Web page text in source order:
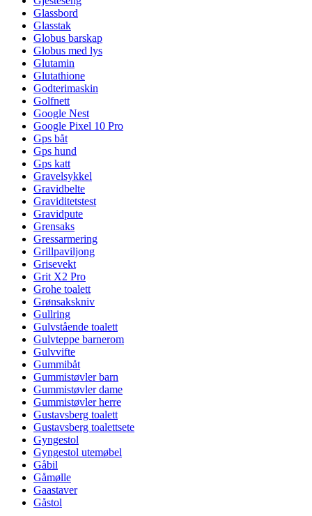
Glassbord
Glasstak
Globus barskap
Globus med lys
Glutamin
Glutathione
Godterimaskin
Golfnett
Google Nest
Google Pixel 10 Pro
Gps båt
Gps hund
Gps katt
Gravelsykkel
Gravidbelte
Graviditetstest
Gravidpute
Grensaks
Gressarmering
Grillpaviljong
Grisevekt
Grit X2 Pro
Grohe toalett
Grønsakskniv
Gullring
Gulvstående toalett
Gulvteppe barnerom
Gulvvifte
Gummibåt
Gummistøvler barn
Gummistøvler dame
Gummistøvler herre
Gustavsberg toalett
Gustavsberg toalettsete
Gyngestol
Gyngestol utemøbel
Gåbil
Gåmølle
Gaastaver
Gåstol